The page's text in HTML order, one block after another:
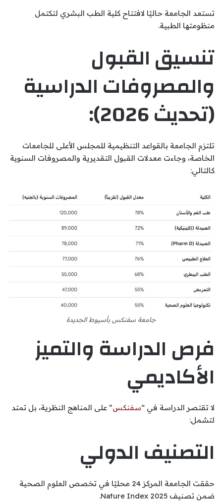
تستعد الجامعة حاليًا لافتتاح كلية الطب البشري لتكتمل
منظومتها الطبية.
تنسيق القبول
والمصروفات الدراسية
(تحديث 2026):
تلتزم الجامعة بالقواعد التنظيمية للمجلس الأعلى للجامعات
الخاصة، وجاءت معدلات القبول التقديرية والمصروفات السنوية
كالتالي:
جامعة سفنكس بأسيوط الجديدة
فرص الدراسة والتميز
الأكاديمي
لا تقتصر الدراسة في “سفنكس” على المناهج النظرية، بل تمتد
لتشمل:
التصنيف الدولي
حققت الجامعة المركز 24 محليًا في تخصص العلوم الصحية
ضمن تصنيف Nature Index 2025.